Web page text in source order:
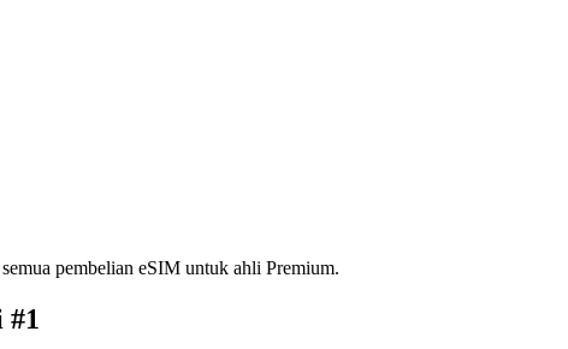
pembelian eSIM untuk ahli Premium.
#1